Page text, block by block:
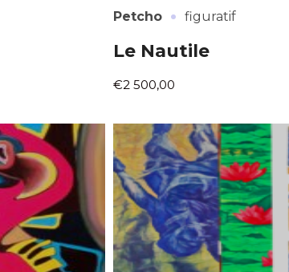
Petcho · figuratif
Le Nautile
€2 500,00